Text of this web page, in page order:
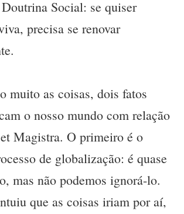
Social: se quiser
precisa se renovar
muito as coisas, dois fatos
o nosso mundo com relação
Magistra. O primeiro é o
de globalização: é quase
mas não podemos ignorá-lo.
que as coisas iriam por aí,